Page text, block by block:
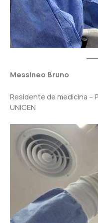
Messineo Bruno
Residente de medicina –
UNICEN